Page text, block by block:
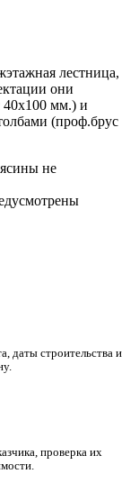
лестница,
они
40х100 мм.) и
(проф.брус
не
даты строительства и
проверка их